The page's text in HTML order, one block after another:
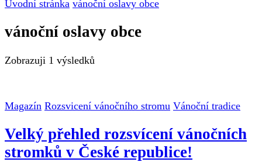
Úvodní stránka vánoční oslavy obce
vánoční oslavy obce
Zobrazuji 1 výsledků
Magazín Rozsvicení vánočního stromu Vánoční tradice
Velký přehled rozsvícení vánočních
stromků v České republice!